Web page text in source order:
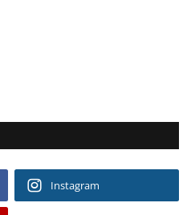
Instagram